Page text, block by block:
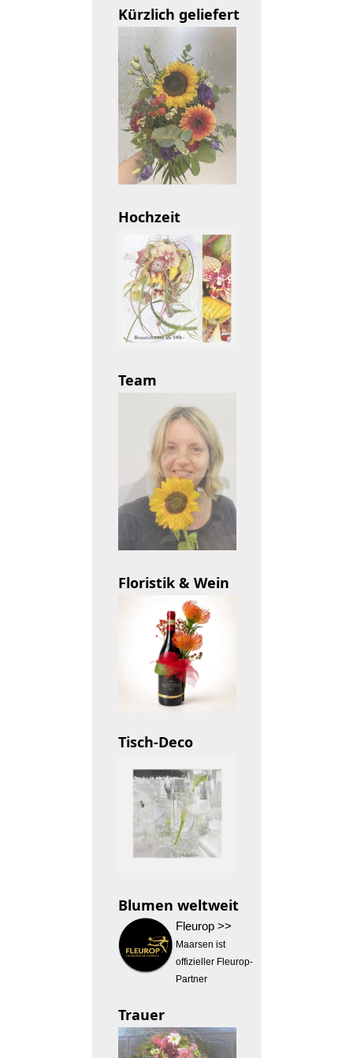
Kürzlich geliefert
Hochzeit
Team
Floristik & Wein
Tisch-Deco
Blumen weltweit
Fleurop >>
Maarsen ist
offizieller Fleurop-
Partner
Trauer